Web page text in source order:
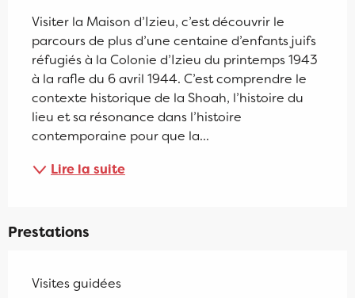
Visiter la Maison d’Izieu, c’est découvrir le
parcours de plus d’une centaine d’enfants juifs
réfugiés à la Colonie d’Izieu du printemps 1943
à la rafle du 6 avril 1944. C’est comprendre le
contexte historique de la Shoah, l’histoire du
lieu et sa résonance dans l’histoire
contemporaine pour que la...
Lire la suite
Prestations
Visites guidées